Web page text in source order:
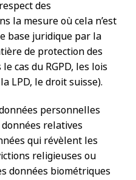
des
la mesure où cela n’est
base juridique par la
de protection des
cas du RGPD, les lois
LPD, le droit suisse).
personnelles
relatives
qui révèlent les
religieuses ou
données biométriques